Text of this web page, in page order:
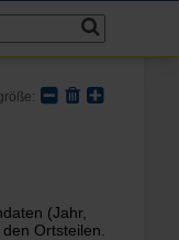
(Jahr,
Ortsteilen.